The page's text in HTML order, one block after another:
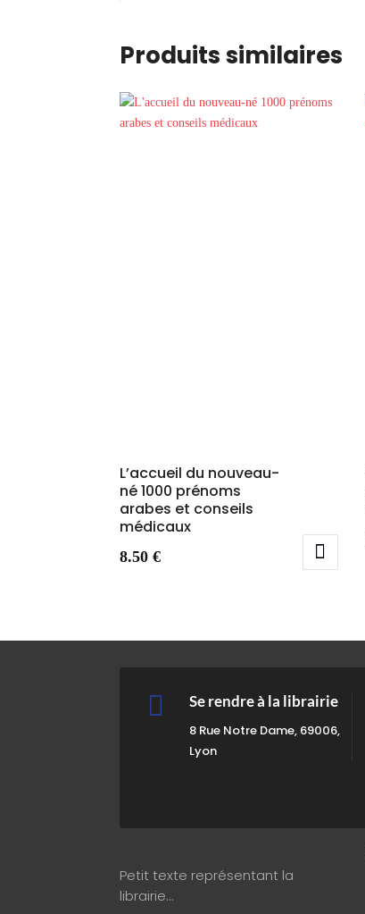
Produits similaires
L’accueil du nouveau-
né 1000 prénoms
arabes et conseils
médicaux
8.50€
 Se rendre à la librairie
8 Rue Notre Dame, 69006,
Lyon
Petit texte représentant la
librairie…